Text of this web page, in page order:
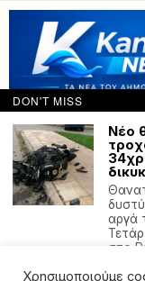
Powered with by
Χρησιμοποιούμε
DON'T MISS
Νέο
αργά
στο
ΕΕ: